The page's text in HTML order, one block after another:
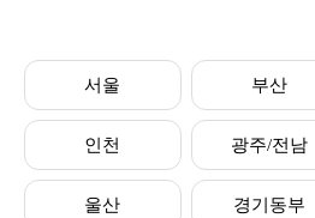
서울 부산
인천 광주/전남
울산 경기동부